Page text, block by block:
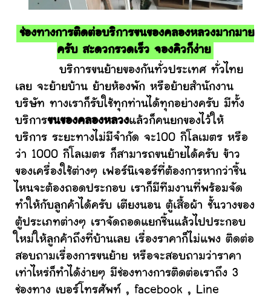
ช่องทางการติดต่อบริการขนของคลองหลวงมากมาย
ครับ สะดวกรวดเร็ว จองคิวก็ง่าย
บริการขนย้ายของกันทั่วประเทศ ทั่วไทย
เลย จะย้ายบ้าน ย้ายห้องพัก หรือย้ายสำนักงาน
บริษัท ทางเราก็รับใช้ทุกท่านได้ทุกอย่างครับ มีทั้ง
บริการขนของคลองหลวงแล้วก็คนยกของไว้ให้
บริการ ระยะทางไม่มีจำกัด จะ100 กิโลเมตร หรือ
ว่า 1000 กิโลเมตร ก็สามารถขนย้ายได้ครับ ข้าว
ของเครื่องใช้ต่างๆ เฟอร์นิเจอร์ที่ต้องการหากว่าชิ้น
ไหนจะต้องถอดประกอบ เราก็มีทีมงานที่พร้อมจัด
ทำให้กับลูกค้าได้ครับ เตียงนอน ตู้เสื้อผ้า ชั้นวางของ
ตู้ประเภทต่างๆ เราจัดถอดแยกชิ้นแล้วไปประกอบ
ใหม่ให้ลูกค้าถึงที่บ้านเลย เรื่องราคาก็ไม่แพง ติดต่อ
สอบถามเรื่องการขนย้าย หรือจะสอบถามว่าราคา
เท่าไหร่ก็ทำได้ง่ายๆ มีช่องทางการติดต่อเราถึง 3
ช่องทาง เบอร์โทรศัพท์ , facebook , Line